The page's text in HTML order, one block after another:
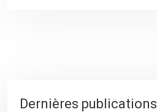
Dernières publications